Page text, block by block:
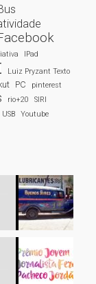
IPad
Luiz Pryzant Texto
PC pinterest
rio+20 SIRI
USB Youtube